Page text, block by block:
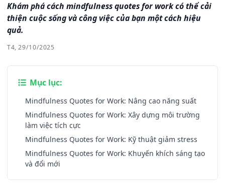
Khám phá cách mindfulness quotes for work có thể cải
thiện cuộc sống và công việc của bạn một cách hiệu
quả.
T4, 29/10/2025
Mục lục:
Mindfulness Quotes for Work: Nâng cao năng suất
Mindfulness Quotes for Work: Xây dựng môi trường
làm việc tích cực
Mindfulness Quotes for Work: Kỹ thuật giảm stress
Mindfulness Quotes for Work: Khuyến khích sáng tạo
và đổi mới